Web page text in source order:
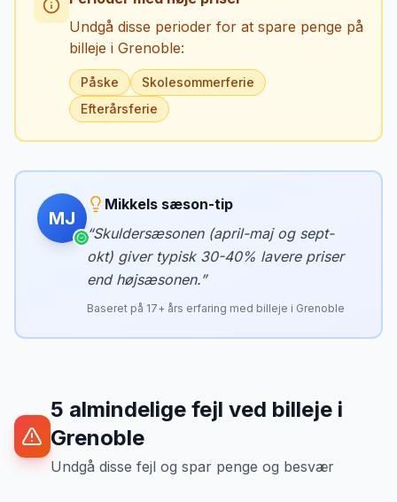
Undgå disse perioder for at spare penge på
billeje i Grenoble:
Påske
Skolesommerferie
Efterårsferie
MJ
Mikkels sæson-tip
“Skuldersæsonen (april-maj og sept-
okt) giver typisk 30-40% lavere priser
end højsæsonen.”
Baseret på 17+ års erfaring med billeje i Grenoble
5 almindelige fejl ved billeje i
Grenoble
Undgå disse fejl og spar penge og besvær